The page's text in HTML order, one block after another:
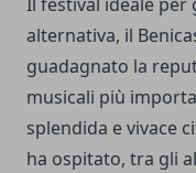
alternativa, il
guadagnato la
musicali più
splendida e vivace
ha ospitato, tra gli